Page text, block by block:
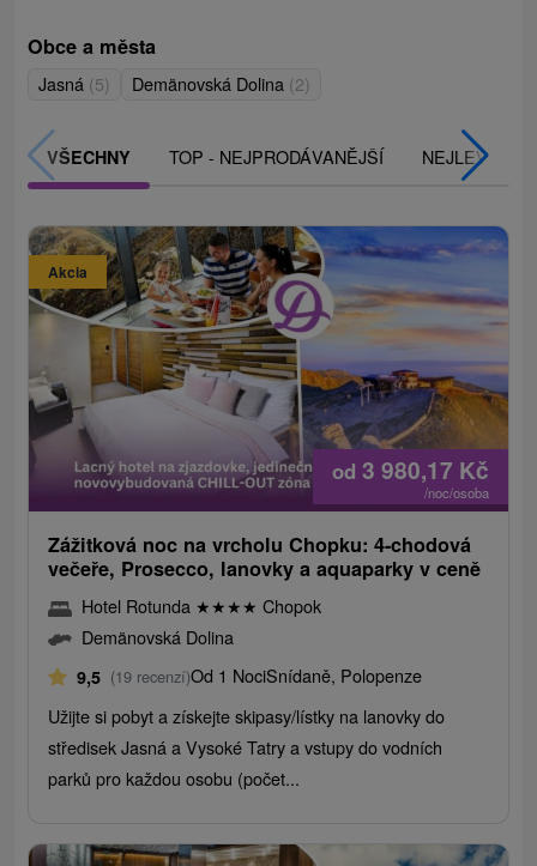
Obce a města
Jasná (5) Demänovská Dolina (2)
VŠECHNY TOP - NEJPRODÁVANĚJŠÍ NEJLEVNĚJŠÍ
Akcia
od 3 980,17 Kč
/noc/osoba
Zážitková noc na vrcholu Chopku: 4-chodová
večeře, Prosecco, lanovky a aquaparky v ceně
Hotel Rotunda ★★★★ Chopok
Demänovská Dolina
9,5 (19 recenzí)Od 1 NociSnídaně, Polopenze
Užijte si pobyt a získejte skipasy/lístky na lanovky do
středisek Jasná a Vysoké Tatry a vstupy do vodních
parků pro každou osobu (počet...